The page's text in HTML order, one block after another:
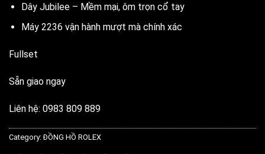
Dây Jubilee – Mềm mại, ôm trọn cổ tay
Máy 2236 vận hành mượt mà chính xác
Fullset
Sẵn giao ngay
Liên hệ: 0983 809 889
Category:ĐỒNG HỒ ROLEX